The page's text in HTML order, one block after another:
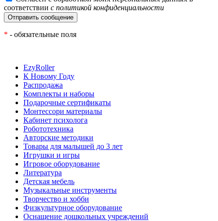
соответствии с политикой конфиденциальности
* - обязательные поля
EzyRoller
К Новому Году
Распродажа
Комплекты и наборы
Подарочные сертификаты
Монтессори материалы
Кабинет психолога
Робототехника
Авторские методики
Товары для малышей до 3 лет
Игрушки и игры
Игровое оборудование
Литература
Детская мебель
Музыкальные инструменты
Творчество и хобби
Физкультурное оборудование
Оснащение дошкольных учреждений